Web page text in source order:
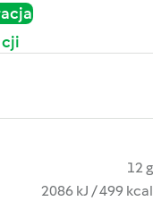
12 g
2086 kJ / 499 kcal